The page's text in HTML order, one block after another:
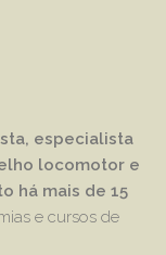
especialista
locomotor e
há mais de 15
e cursos de